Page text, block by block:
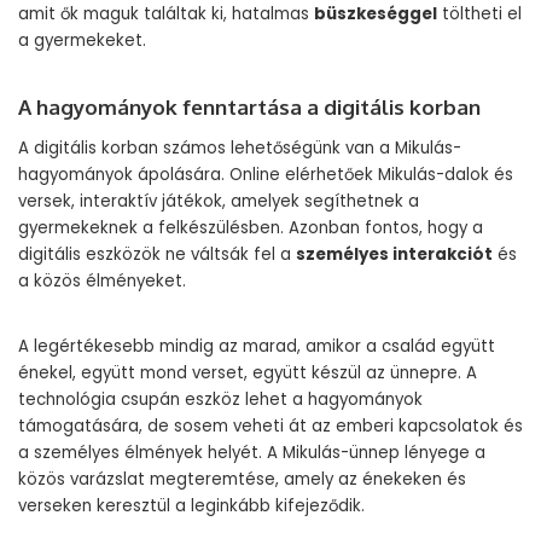
amit ők maguk találtak ki, hatalmas büszkeséggel töltheti el
a gyermekeket.
A hagyományok fenntartása a digitális korban
A digitális korban számos lehetőségünk van a Mikulás-
hagyományok ápolására. Online elérhetőek Mikulás-dalok és
versek, interaktív játékok, amelyek segíthetnek a
gyermekeknek a felkészülésben. Azonban fontos, hogy a
digitális eszközök ne váltsák fel a személyes interakciót és
a közös élményeket.
A legértékesebb mindig az marad, amikor a család együtt
énekel, együtt mond verset, együtt készül az ünnepre. A
technológia csupán eszköz lehet a hagyományok
támogatására, de sosem veheti át az emberi kapcsolatok és
a személyes élmények helyét. A Mikulás-ünnep lényege a
közös varázslat megteremtése, amely az énekeken és
verseken keresztül a leginkább kifejeződik.